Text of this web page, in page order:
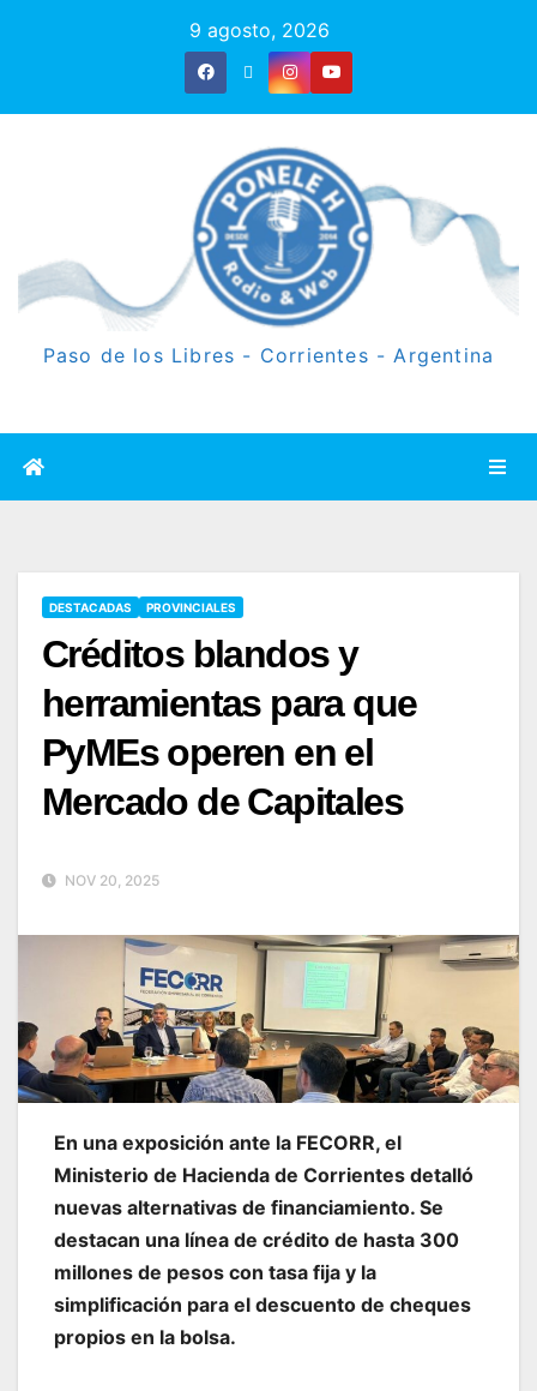
9 agosto, 2026
Paso de los Libres - Corrientes - Argentina
DESTACADAS PROVINCIALES
Créditos blandos y
herramientas para que
PyMEs operen en el
Mercado de Capitales
NOV 20, 2025
En una exposición ante la FECORR, el
Ministerio de Hacienda de Corrientes detalló
nuevas alternativas de financiamiento. Se
destacan una línea de crédito de hasta 300
millones de pesos con tasa fija y la
simplificación para el descuento de cheques
propios en la bolsa.